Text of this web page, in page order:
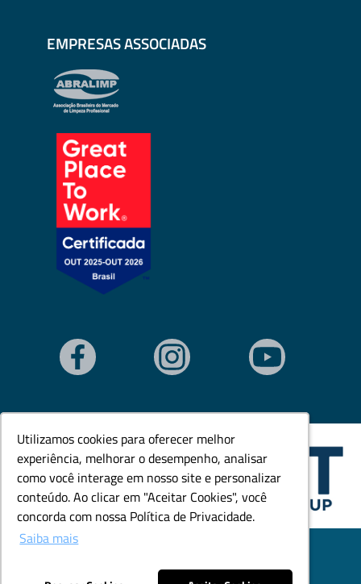
Utilizamos cookies para oferecer melhor
experiência, melhorar o desempenho, analisar
como você interage em nosso site e personalizar
conteúdo. Ao clicar em "Aceitar Cookies", você
concorda com nossa Política de Privacidade.
Saiba mais
Utilizamos cookies para oferecer melhor
experiência, melhorar o desempenho, analisar
como você interage em nosso site e personalizar
conteúdo. Ao clicar em "Aceitar Cookies", você
concorda com nossa Política de Privacidade.
Saiba mais
EMPRESAS ASSOCIADAS
© Todos os direitos reservados. Goedert Ltda - CNPJ: